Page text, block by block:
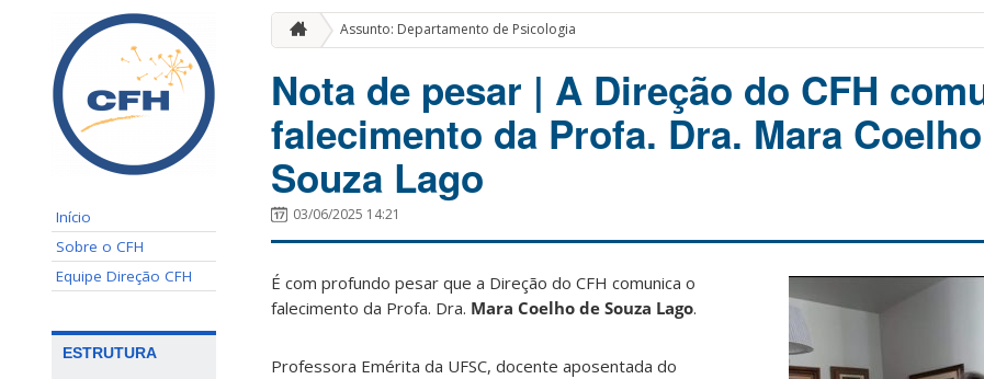
Início
Sobre o CFH
Equipe Direção CFH
ESTRUTURA
Assunto: Departamento de Psicologia
Nota de pesar | A Direção do CFH
falecimento da Profa. Dra. Mara
Souza Lago
03/06/2025 14:21
É com profundo pesar que a Direção do CFH comunica o
falecimento da Profa. Dra. Mara Coelho de Souza Lago.
Professora Emérita da UFSC, docente aposentada do